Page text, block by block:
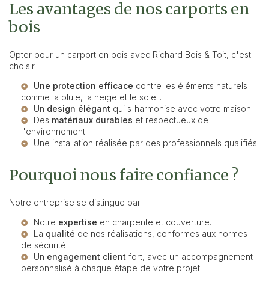
Les avantages de nos carports en
bois
Opter pour un carport en bois avec Richard Bois & Toit, c'est
choisir :
Une protection efficace contre les éléments naturels
comme la pluie, la neige et le soleil.
Un design élégant qui s'harmonise avec votre maison.
Des matériaux durables et respectueux de
l'environnement.
Une installation réalisée par des professionnels qualifiés.
Pourquoi nous faire confiance ?
Notre entreprise se distingue par :
Notre expertise en charpente et couverture.
La qualité de nos réalisations, conformes aux normes
de sécurité.
Un engagement client fort, avec un accompagnement
personnalisé à chaque étape de votre projet.